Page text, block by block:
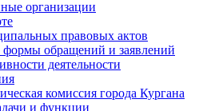
организации
правовых актов
формы обращений и заявлений
деятельности
комиссия города Кургана
и функции